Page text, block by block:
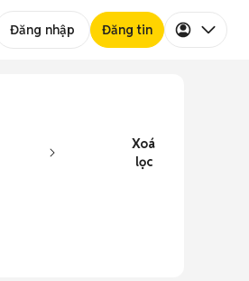
Đăng nhập Đăng tin
Xoá
lọc